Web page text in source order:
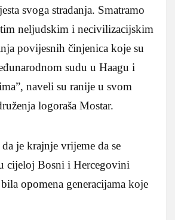
svoga stradanja. Smatramo
neljudskim i necivilizacijskim
povijesnih činjenica koje su
sudu u Haagu i
naveli su ranije u svom
logoraša Mostar.
je krajnje vrijeme da se
cijeloj Bosni i Hercegovini
opomena generacijama koje